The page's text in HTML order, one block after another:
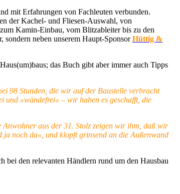
mit Erfahrungen von Fachleuten verbunden.
der Kachel- und Fliesen-Auswahl, von
Kamin-Einbau, vom Blitzableiter bis zu den
sondern neben unserem Haupt-SponsorHüttig &
das Buch gibt aber immer auch Tipps
98 Stunden, die wir auf der Baustelle verbracht
und »wändefrei« – wir haben es geschafft, die
aus der 31. Stolz zeigen wir ihm, daß wir
noch da«, und klopft grinsend an die Außenwand
bei den relevanten Händlern rund um den Hausbau